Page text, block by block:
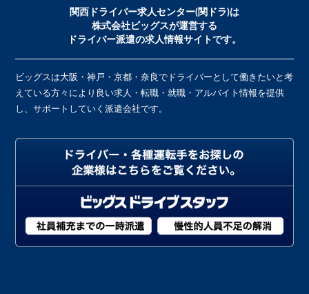
関西ドライバー求人センター(関ドラ)は
株式会社ビッグスが運営する
ドライバー派遣の求人情報サイトです。
ビッグスは大阪・神戸・京都・奈良でドライバーとして働きたいと考
えている方々により良い求人・転職・就職・アルバイト情報を提供
し、サポートしていく派遣会社です。